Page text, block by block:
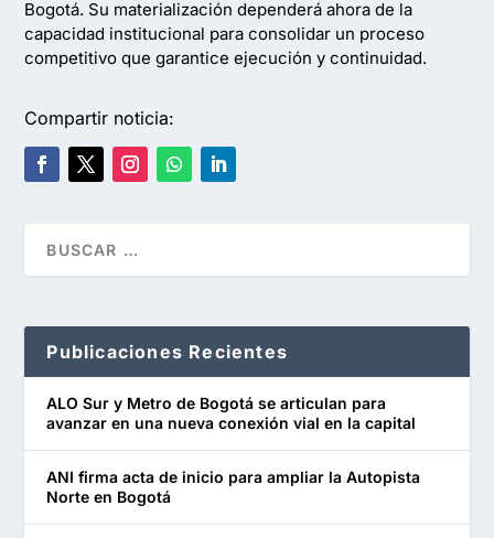
Bogotá. Su materialización dependerá ahora de la
capacidad institucional para consolidar un proceso
competitivo que garantice ejecución y continuidad.
Compartir noticia:
Publicaciones Recientes
ALO Sur y Metro de Bogotá se articulan para
avanzar en una nueva conexión vial en la capital
ANI firma acta de inicio para ampliar la Autopista
Norte en Bogotá